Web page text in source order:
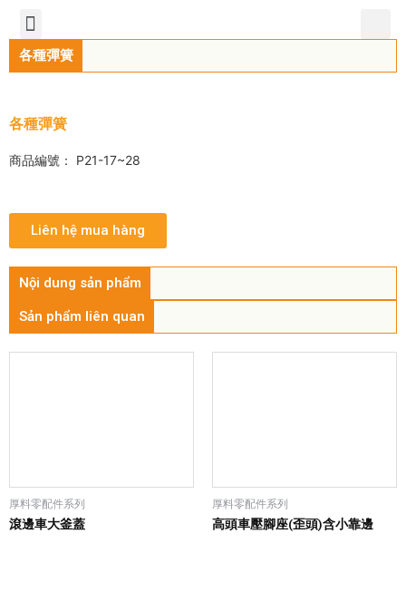
各種彈簧
各種彈簧
商品編號： P21-17~28
Liên hệ mua hàng
Nội dung sản phẩm
Sản phẩm liên quan
厚料零配件系列
滾邊車大釜蓋
厚料零配件系列
高頭車壓腳座(歪頭)含小靠邊